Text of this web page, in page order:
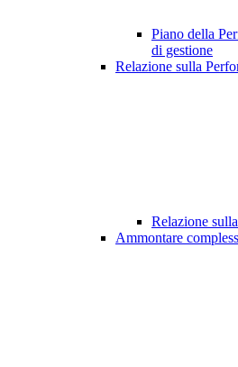
Piano della
di gestione
Relazione sulla
Relazione
Ammontare